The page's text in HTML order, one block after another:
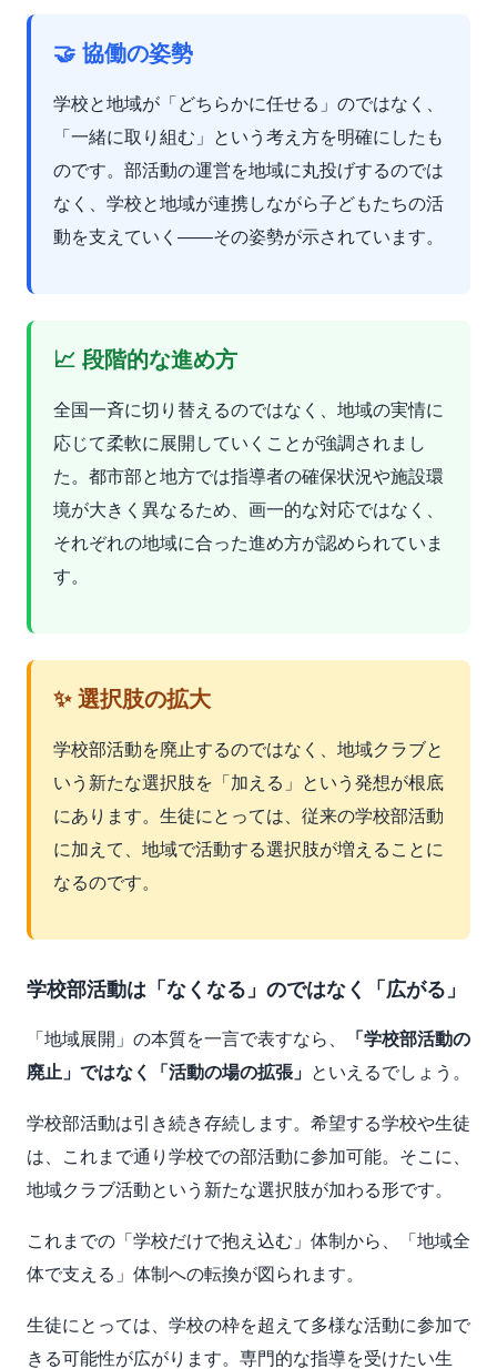
🤝 協働の姿勢
学校と地域が「どちらかに任せる」のではなく、
「一緒に取り組む」という考え方を明確にしたも
のです。部活動の運営を地域に丸投げするのでは
なく、学校と地域が連携しながら子どもたちの活
動を支えていく——その姿勢が示されています。
📈 段階的な進め方
全国一斉に切り替えるのではなく、地域の実情に
応じて柔軟に展開していくことが強調されまし
た。都市部と地方では指導者の確保状況や施設環
境が大きく異なるため、画一的な対応ではなく、
それぞれの地域に合った進め方が認められていま
す。
✨ 選択肢の拡大
学校部活動を廃止するのではなく、地域クラブと
いう新たな選択肢を「加える」という発想が根底
にあります。生徒にとっては、従来の学校部活動
に加えて、地域で活動する選択肢が増えることに
なるのです。
学校部活動は「なくなる」のではなく「広がる」
「地域展開」の本質を一言で表すなら、
「学校部活動の
廃止」ではなく「活動の場の拡張」 といえるでしょう。
学校部活動は引き続き存続します。希望する学校や生徒
は、これまで通り学校での部活動に参加可能。そこに、
地域クラブ活動という新たな選択肢が加わる形です。
これまでの「学校だけで抱え込む」体制から、「地域全
体で支える」体制への転換が図られます。
生徒にとっては、学校の枠を超えて多様な活動に参加で
きる可能性が広がります。専門的な指導を受けたい生